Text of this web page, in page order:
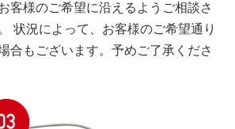
客様のご希望に沿えるようご相談さ
状況によって、お客様のご希望通り
合もございます。予めご了承くださ